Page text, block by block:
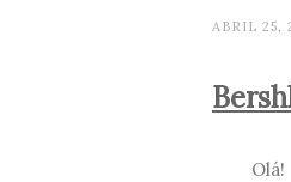
ABRIL 25,
Olá!